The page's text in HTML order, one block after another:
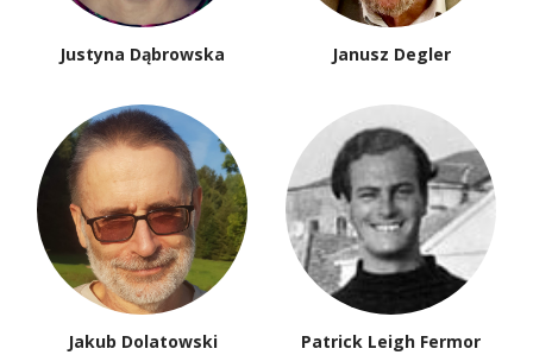
Justyna Dąbrowska Janusz Degler
Jakub Dolatowski Patrick Leigh Fermor